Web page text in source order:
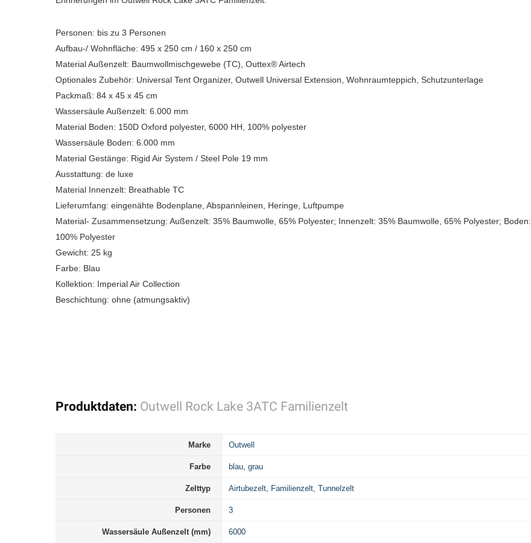
Personen: bis zu 3 Personen
Aufbau-/ Wohnfläche: 495 x 250 cm / 160 x 250 cm
Material Außenzelt: Baumwollmischgewebe (TC), Outtex® Airtech
Optionales Zubehör: Universal Tent Organizer, Outwell Universal Extension, Wohnraumteppich, Schutzunterlage
Packmaß: 84 x 45 x 45 cm
Wassersäule Außenzelt: 6.000 mm
Material Boden: 150D Oxford polyester, 6000 HH, 100% polyester
Wassersäule Boden: 6.000 mm
Material Gestänge: Rigid Air System / Steel Pole 19 mm
Ausstattung: de luxe
Material Innenzelt: Breathable TC
Lieferumfang: eingenähte Bodenplane, Abspannleinen, Heringe, Luftpumpe
Material- Zusammensetzung: Außenzelt: 35% Baumwolle, 65% Polyester; Innenzelt: 35% Baumwolle, 65% Polyester; Boden:
100% Polyester
Gewicht: 25 kg
Farbe: Blau
Kollektion: Imperial Air Collection
Beschichtung: ohne (atmungsaktiv)
Produktdaten: Outwell Rock Lake 3ATC Familienzelt
Marke Outwell
Farbe blau, grau
Zelttyp Airtubezelt, Familienzelt, Tunnelzelt
Personen 3
Wassersäule Außenzelt (mm) 6000